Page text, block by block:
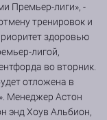
Премьер-лиги», -
тренировок и
здоровью
лигой,
во вторник.
отложена в
Менеджер Астон
энд Хоув Альбион,